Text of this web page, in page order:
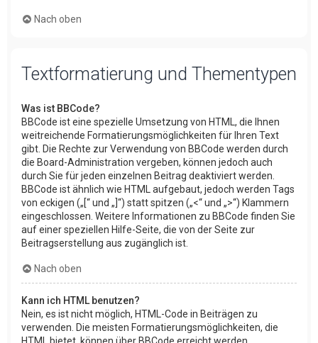
Nach oben
Textformatierung und Thementypen
Was ist BBCode?
BBCode ist eine spezielle Umsetzung von HTML, die Ihnen
weitreichende Formatierungsmöglichkeiten für Ihren Text
gibt. Die Rechte zur Verwendung von BBCode werden durch
die Board-Administration vergeben, können jedoch auch
durch Sie für jeden einzelnen Beitrag deaktiviert werden.
BBCode ist ähnlich wie HTML aufgebaut, jedoch werden Tags
von eckigen („[“ und „]“) statt spitzen („<“ und „>“) Klammern
eingeschlossen. Weitere Informationen zu BBCode finden Sie
auf einer speziellen Hilfe-Seite, die von der Seite zur
Beitragserstellung aus zugänglich ist.
Nach oben
Kann ich HTML benutzen?
Nein, es ist nicht möglich, HTML-Code in Beiträgen zu
verwenden. Die meisten Formatierungsmöglichkeiten, die